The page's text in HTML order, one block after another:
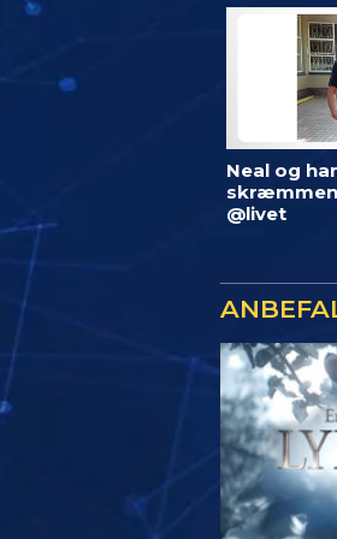
Neal og
@livet